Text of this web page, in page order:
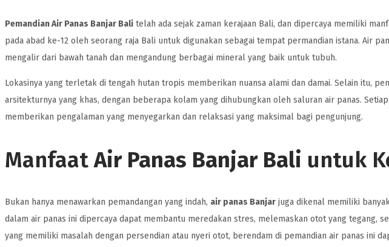
Pemandian Air Panas Banjar Bali telah ada sejak zaman kerajaan Bali, dan dipercaya memiliki
pada abad ke-12 oleh seorang raja Bali untuk digunakan sebagai tempat permandian istana. Air
mengalir dari bawah tanah dan mengandung berbagai mineral yang baik untuk tubuh.
Lokasinya yang terletak di tengah hutan tropis memberikan nuansa alami dan damai. Selain itu,
arsitekturnya yang khas, dengan beberapa kolam yang dihubungkan oleh saluran air panas.
memberikan pengalaman yang menyegarkan dan relaksasi yang maksimal bagi pengunjung.
ManfaatAir Panas Banjar Bali untuk
Bukan hanya menawarkan pemandangan yang indah, air panas Banjar juga dikenal memiliki
dalam air panas ini dipercaya dapat membantu meredakan stres, melemaskan otot yang tegang,
yang memiliki masalah dengan persendian atau nyeri otot, berendam di pemandian air panas ini